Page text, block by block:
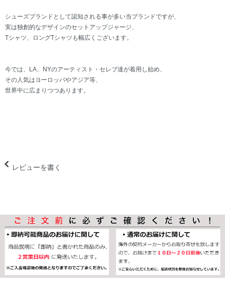
シューズブランドとして認知される事が多い当ブランドですが、
実は独創的なデザインのセットアップジャージ、
Tシャツ、ロングTシャツも幅広くございます。
今では、LA、NYのアーティスト・セレブ達が着用し始め、
その人気はヨーロッパやアジア等、
世界中に広まりつつあります。
レビューを書く